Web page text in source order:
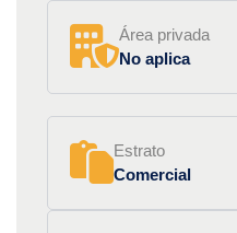
Área privada
No aplica
Estrato
Comercial